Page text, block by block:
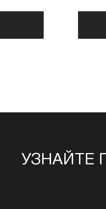
УЗНАЙТЕ